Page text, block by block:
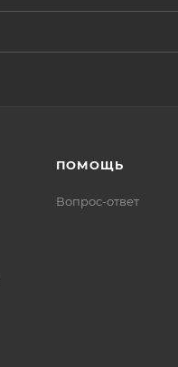
ПОМОЩЬ
Вопрос-ответ